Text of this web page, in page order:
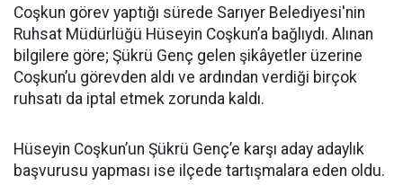
Coşkun görev yaptığı sürede Sarıyer Belediyesi'nin
Ruhsat Müdürlüğü Hüseyin Coşkun’a bağlıydı. Alınan
bilgilere göre; Şükrü Genç gelen şikâyetler üzerine
Coşkun’u görevden aldı ve ardından verdiği birçok
ruhsatı da iptal etmek zorunda kaldı.
Hüseyin Coşkun’un Şükrü Genç’e karşı aday adaylık
başvurusu yapması ise ilçede tartışmalara eden oldu.